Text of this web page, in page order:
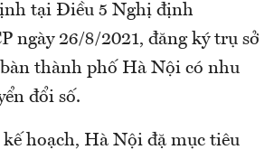
tại Điều 5 Nghị định
ngày 26/8/2021, đăng ký trụ sở
thành phố Hà Nội có nhu
đổi số.
hoạch, Hà Nội đặ mục tiêu